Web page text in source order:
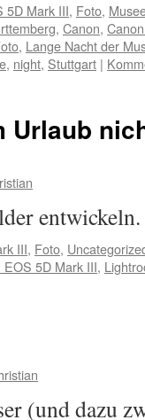
5D Mark III, Foto,
, Canon,
, Lange Nacht der
, night, Stuttgart |
Urlaub
entwickeln.
III, Foto,
EOS 5D Mark III,
(und dazu